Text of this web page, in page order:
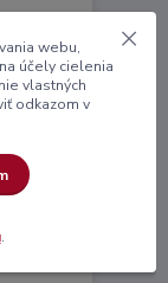
malý
Dr.
webu,
účely cielenia
vlastných
odkazom v
.